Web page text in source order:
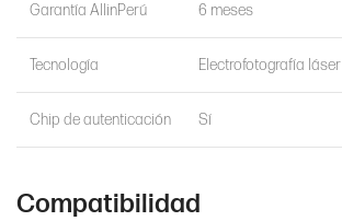
Garantía AllinPerú 6 meses
Tecnología Electrofotografía
Chip de autenticación Sí
Compatibilidad